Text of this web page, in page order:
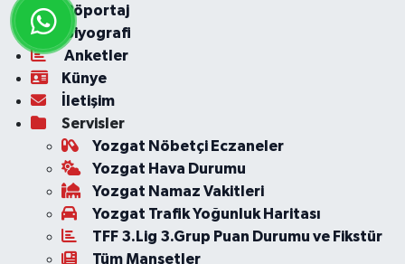
Röportaj
Biyografi
Anketler
Künye
İletişim
Servisler
Yozgat Nöbetçi Eczaneler
Yozgat Hava Durumu
Yozgat Namaz Vakitleri
Yozgat Trafik Yoğunluk Haritası
TFF 3.Lig 3.Grup Puan Durumu ve Fikstür
Tüm Manşetler